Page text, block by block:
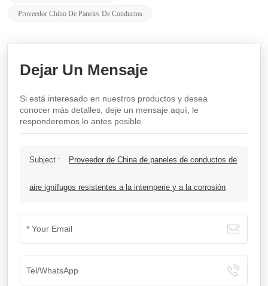
Proveedor Chino De Paneles De Conductos
Dejar Un Mensaje
Si está interesado en nuestros productos y desea
conocer más detalles, deje un mensaje aquí, le
responderemos lo antes posible.
Subject : Proveedor de China de paneles de conductos de
aire ignífugos resistentes a la intemperie y a la corrosión